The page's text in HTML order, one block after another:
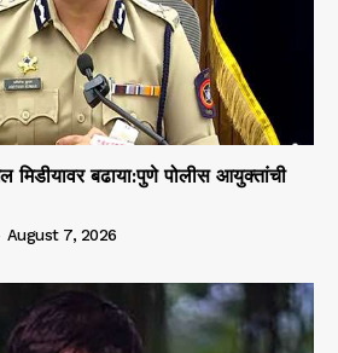
मिडीयावर बढाया:पुणे पोलीस आयुक्तांची
August 7, 2026